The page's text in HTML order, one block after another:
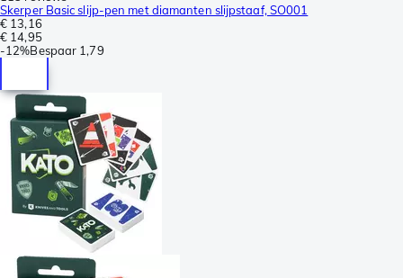
Skerper Basic slijp-pen met diamanten slijpstaaf, SO001
€ 13,16
€ 14,95
-12%Bespaar 1,79